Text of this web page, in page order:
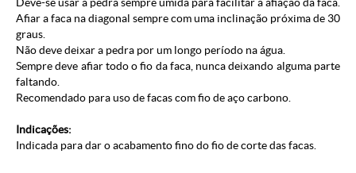
Afiar a faca na diagonal sempre com uma inclinação próxima de 30
graus.
Não deve deixar a pedra por um longo período na água.
Sempre deve afiar todo o fio da faca, nunca deixando alguma parte
faltando.
Recomendado para uso de facas com fio de aço carbono.
Indicações:
Indicada para dar o acabamento fino do fio de corte das facas.